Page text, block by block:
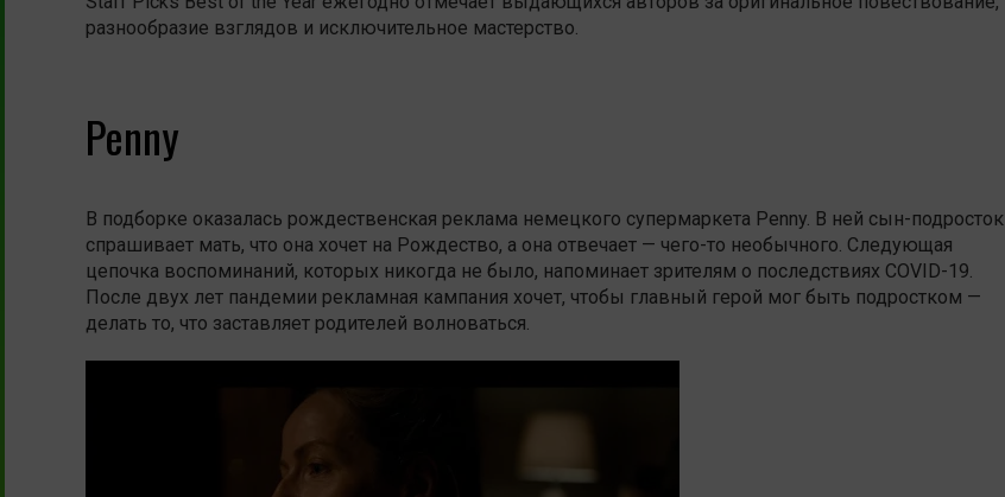
разнообразие взглядов и исключительное мастерство.
Penny
В подборке оказалась рождественская реклама немецкого супермаркета Penny. В ней сын-подросток
спрашивает мать, что она хочет на Рождество, а она отвечает — чего-то необычного. Следующая
цепочка воспоминаний, которых никогда не было, напоминает зрителям о последствиях COVID-19.
После двух лет пандемии рекламная кампания хочет, чтобы главный герой мог быть подростком —
делать то, что заставляет родителей волноваться.